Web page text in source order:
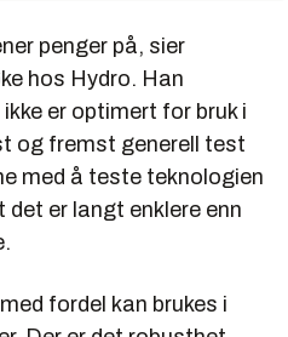
penger på, sier
hos Hydro. Han
er optimert for bruk i
og fremst generell test
med å teste teknologien
det er langt enklere enn
fordel kan brukes i